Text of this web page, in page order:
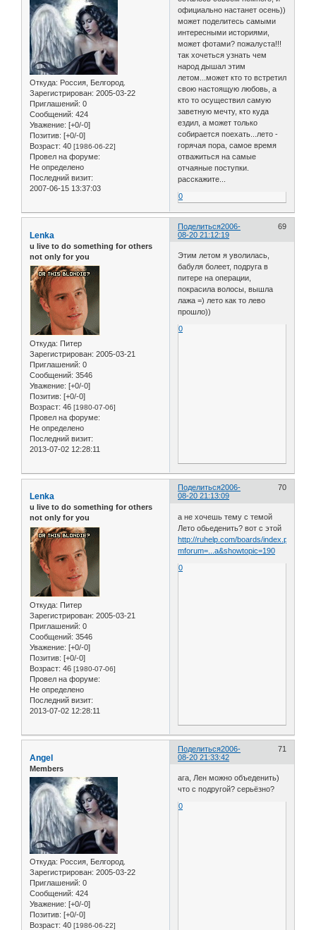
Откуда: Россия, Белгород.
Зарегистрирован: 2005-03-22
Приглашений: 0
Сообщений: 424
Уважение: [+0/-0]
Позитив: [+0/-0]
Возраст: 40 [1986-06-22]
Провел на форуме:
Не определено
Последний визит:
2007-06-15 13:37:03
официально настанет осень))
может поделитесь самыми
интересными историями,
может фотами? пожалуста!!!
так хочеться узнать чем
народ дышал этим
летом...может кто то встретил
свою настоящую любовь, а
кто то осуществил самую
заветную мечту, кто куда
ездил, а может только
собирается поехать...лето -
горячая пора, самое время
отважиться на самые
отчаяные поступки.
расскажите...
0
Поделиться 69
2006-
08-20 21:12:19
Lenka
u live to do something for others
not only for you
Откуда: Питер
Зарегистрирован: 2005-03-21
Приглашений: 0
Сообщений: 3546
Уважение: [+0/-0]
Позитив: [+0/-0]
Возраст: 46 [1980-07-06]
Провел на форуме:
Не определено
Последний визит:
2013-07-02 12:28:11
Этим летом я уволилась,
бабуля болеет, подруга в
питере на операции,
покрасила волосы, вышла
лажа =) лето как то лево
прошло))
0
Поделиться 70
2006-
08-20 21:13:09
Lenka
u live to do something for others
not only for you
Откуда: Питер
Зарегистрирован: 2005-03-21
Приглашений: 0
Сообщений: 3546
Уважение: [+0/-0]
Позитив: [+0/-0]
Возраст: 46 [1980-07-06]
Провел на форуме:
Не определено
Последний визит:
2013-07-02 12:28:11
а не хочешь тему с темой
Лето обьеденить? вот с этой
http://ruhelp.com/boards/index.php?
mforum=...a&showtopic=190
0
Поделиться 71
2006-
08-20 21:33:42
Angel
Members
Откуда: Россия, Белгород.
Зарегистрирован: 2005-03-22
Приглашений: 0
Сообщений: 424
Уважение: [+0/-0]
Позитив: [+0/-0]
Возраст: 40 [1986-06-22]
ага, Лен можно объеденить)
что с подругой? серьёзно?
0